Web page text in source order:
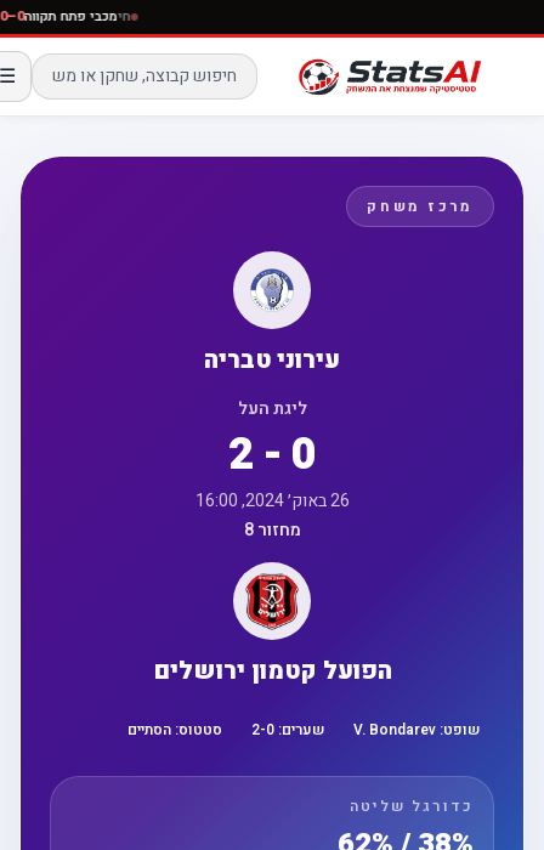
חימכבי פתח
☰
מרכז משחק
עירוני טבריה
ליגת העל
2 - 0
26 באוק׳ 2024, 16:00
מחזור 8
הפועל קטמון ירושלים
שופט:V. Bondarev שערים: 2 -0 סטטוס:הסתיים
כדורגל שליטה